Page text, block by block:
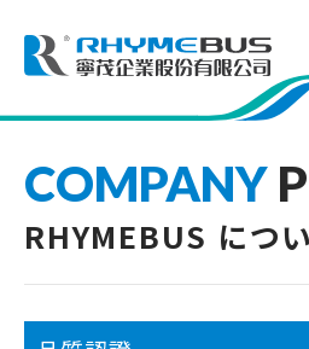
COMPANY
RHYMEBUS につ